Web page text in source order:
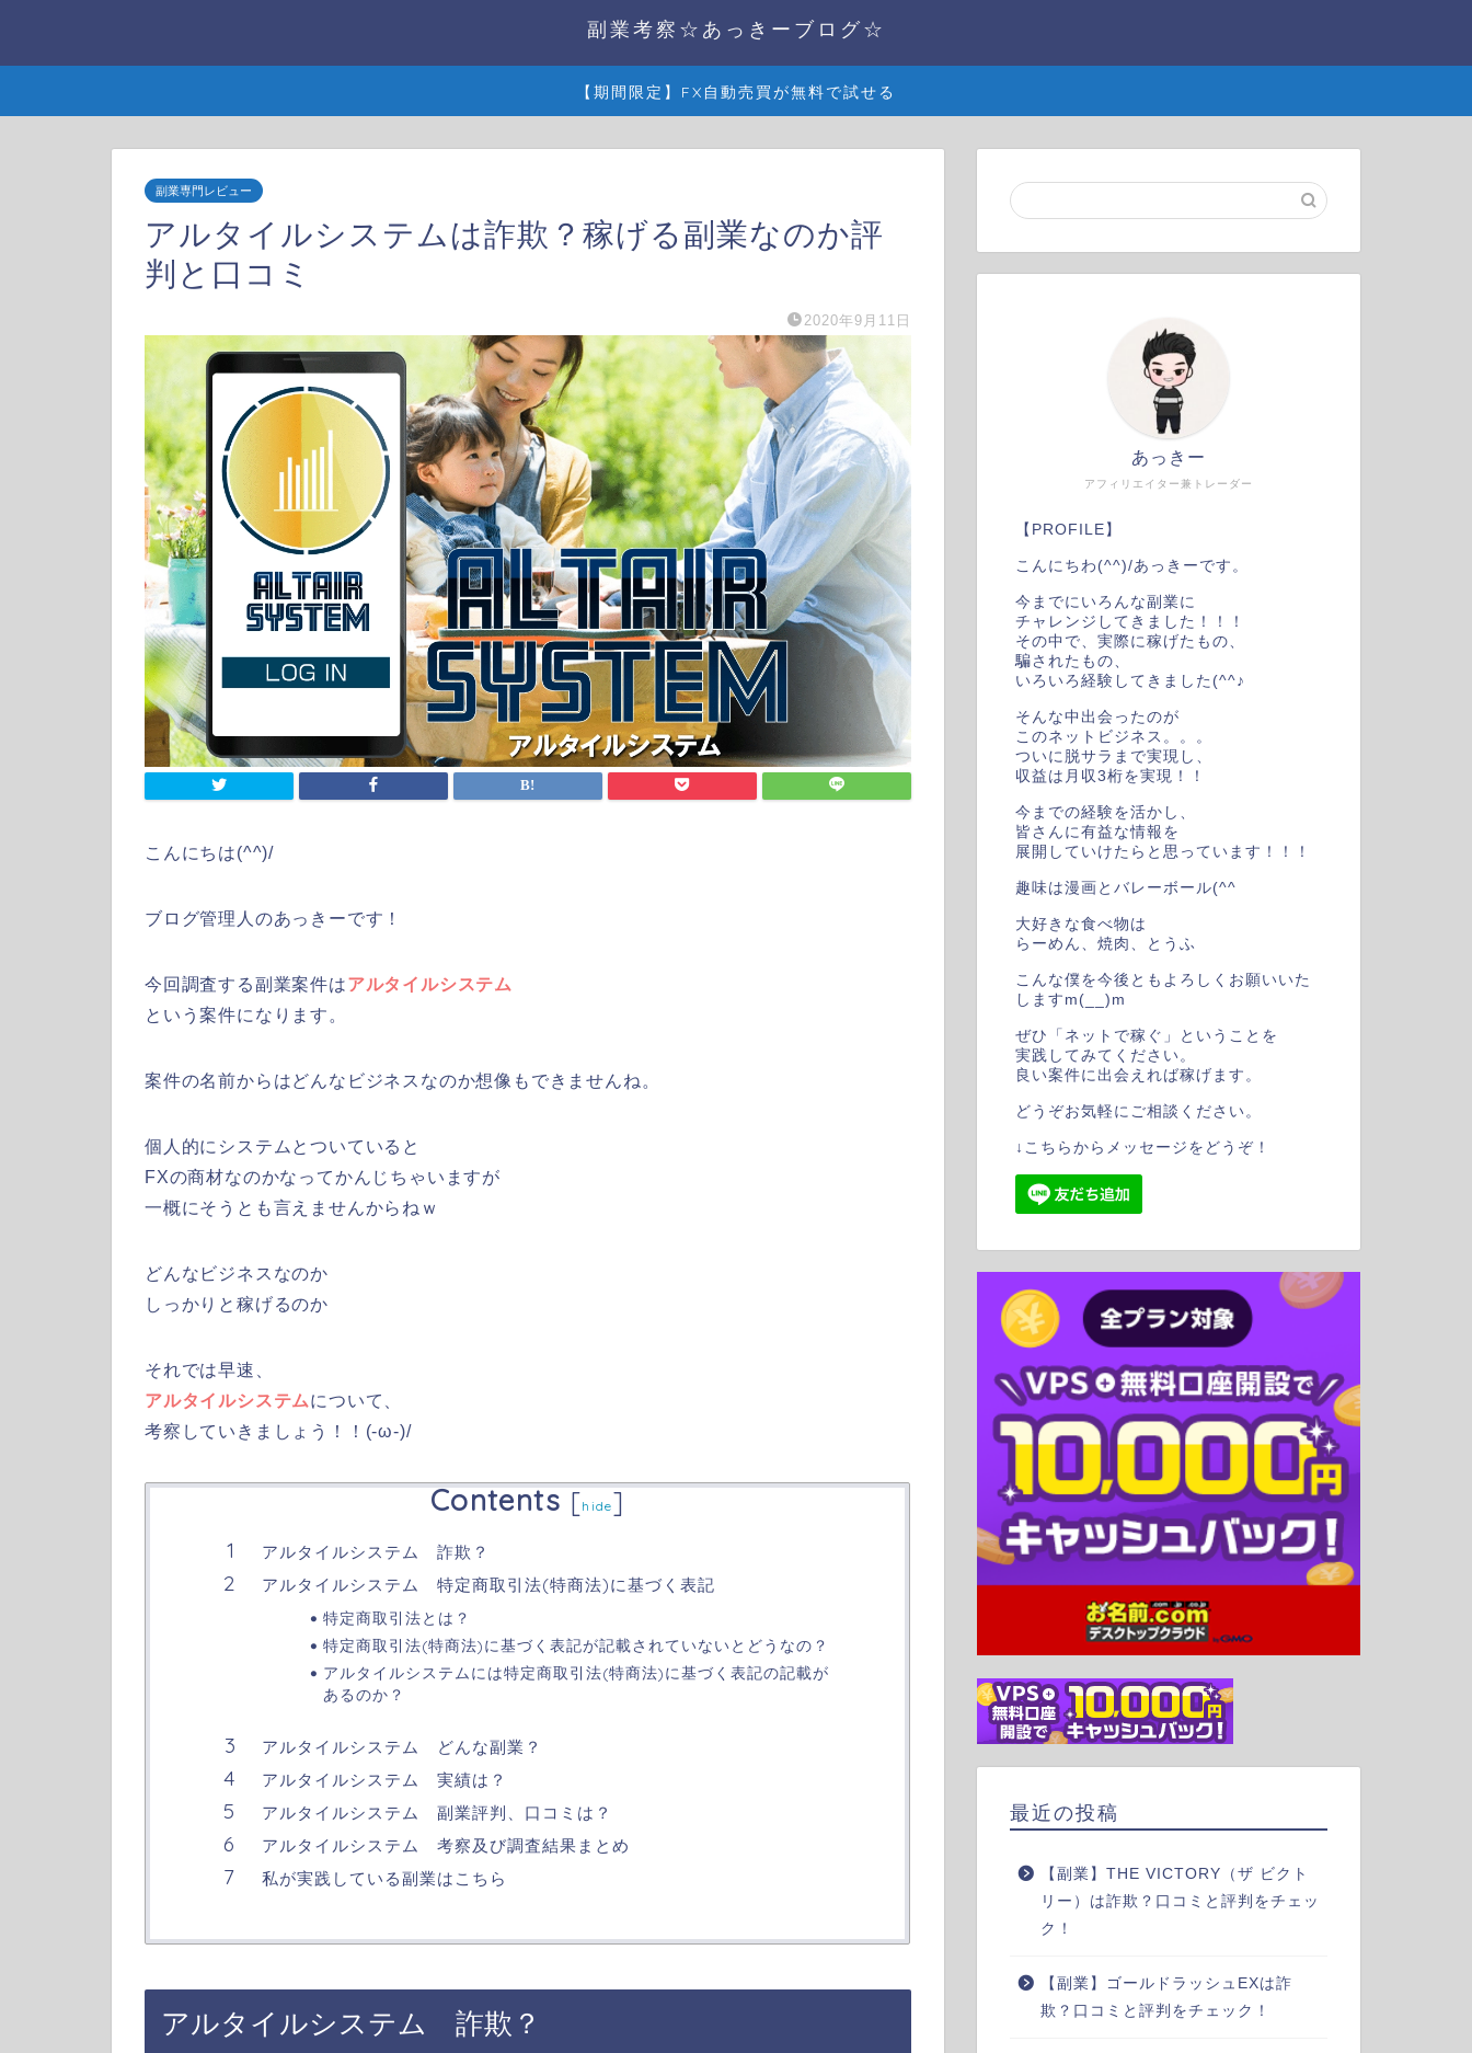
副業考察☆あっきーブログ☆
【期間限定】FX自動売買が無料で試せる
副業専門レビュー
アルタイルシステムは詐欺？稼げる副業なのか評
判と口コミ
2020年9月11日
こんにちは(^^)/
ブログ管理人のあっきーです！
今回調査する副業案件はアルタイルシステム
という案件になります。
案件の名前からはどんなビジネスなのか想像もできませんね。
個人的にシステムとついていると
FXの商材なのかなってかんじちゃいますが
一概にそうとも言えませんからねｗ
どんなビジネスなのか
しっかりと稼げるのか
それでは早速、
アルタイルシステムについて、
考察していきましょう！！(-ω-)/
Contents [hide]
アルタイルシステム 詐欺？
アルタイルシステム 特定商取引法(特商法)に基づく表記
特定商取引法とは？
特定商取引法(特商法)に基づく表記が記載されていないとどうなの？
アルタイルシステムには特定商取引法(特商法)に基づく表記の記載が
あるのか？
アルタイルシステム どんな副業？
アルタイルシステム 実績は？
アルタイルシステム 副業評判、口コミは？
アルタイルシステム 考察及び調査結果まとめ
私が実践している副業はこちら
アルタイルシステム 詐欺？
アフィリエイター兼トレーダー
あっきー
【PROFILE】
こんにちわ(^^)/あっきーです。
今までにいろんな副業に
チャレンジしてきました！！！
その中で、実際に稼げたもの、
騙されたもの、
いろいろ経験してきました(^^♪
そんな中出会ったのが
このネットビジネス。。。
ついに脱サラまで実現し、
収益は月収3桁を実現！！
今までの経験を活かし、
皆さんに有益な情報を
展開していけたらと思っています！！！
趣味は漫画とバレーボール(^^
大好きな食べ物は
らーめん、焼肉、とうふ
こんな僕を今後ともよろしくお願いいた
しますm(__)m
ぜひ「ネットで稼ぐ」ということを
実践してみてください。
良い案件に出会えれば稼げます。
どうぞお気軽にご相談ください。
↓こちらからメッセージをどうぞ！
最近の投稿
【副業】THE VICTORY（ザ ビクト
リー）は詐欺？口コミと評判をチェッ
ク！
【副業】ゴールドラッシュEXは詐
欺？口コミと評判をチェック！